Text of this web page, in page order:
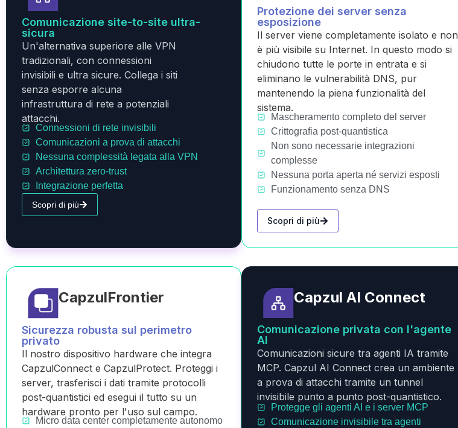
CapzulFrontier
Sicurezza robusta sul perimetro
privato
Il nostro dispositivo hardware che integra
CapzulConnect e CapzulProtect. Proteggi i
server, trasferisci i dati tramite protocolli
post-quantistici ed esegui il tutto su un
hardware pronto per l'uso sul campo.
Micro data center completamente autonomo
Capzul AI Connect
Comunicazione privata con l'agente
AI
Comunicazioni sicure tra agenti IA tramite
MCP. Capzul AI Connect crea un ambiente
a prova di attacchi tramite un tunnel
invisibile punto a punto post-quantistico.
Protegge gli agenti AI e i server MCP
Comunicazione invisibile tra agenti
Comunicazione site-to-site ultra-
sicura
Un'alternativa superiore alle VPN
tradizionali, con connessioni
invisibili e ultra sicure. Collega i siti
senza esporre alcuna
infrastruttura di rete a potenziali
attacchi.
Connessioni di rete invisibili
Comunicazioni a prova di attacchi
Nessuna complessità legata alla VPN
Architettura zero-trust
Integrazione perfetta
Scopri di più
Protezione dei server senza
esposizione
Il server viene completamente isolato e non
è più visibile su Internet. In questo modo si
chiudono tutte le porte in entrata e si
eliminano le vulnerabilità DNS, pur
mantenendo la piena funzionalità del
sistema.
Mascheramento completo del server
Crittografia post-quantistica
Non sono necessarie integrazioni
complesse
Nessuna porta aperta né servizi esposti
Funzionamento senza DNS
Scopri di più